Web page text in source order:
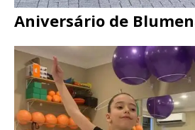
Aniversário de